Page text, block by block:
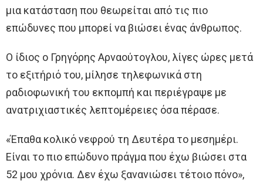
μια κατάσταση που θεωρείται από τις πιο
επώδυνες που μπορεί να βιώσει ένας άνθρωπος.
Ο ίδιος ο Γρηγόρης Αρναούτογλου, λίγες ώρες μετά
το εξιτήριό του, μίλησε τηλεφωνικά στη
ραδιοφωνική του εκπομπή και περιέγραψε με
ανατριχιαστικές λεπτομέρειες όσα πέρασε.
«Έπαθα κολικό νεφρού τη Δευτέρα το μεσημέρι.
Είναι το πιο επώδυνο πράγμα που έχω βιώσει στα
52 μου χρόνια. Δεν έχω ξανανιώσει τέτοιο πόνο»,